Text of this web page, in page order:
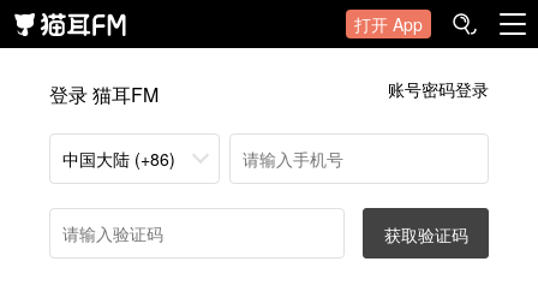
打开 App
登录 猫耳FM 账号密码登录
中国大陆 (+86)
获取验证码